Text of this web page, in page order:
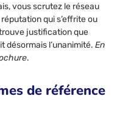
vous scrutez le réseau
qui s’effrite ou
justification que
désormais l’unanimité.En
.
de référence